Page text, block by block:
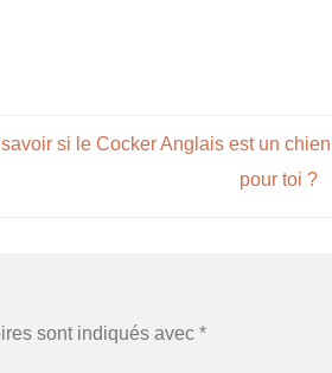
si le Cocker Anglais est un
pour toi ?
sont indiqués avec *